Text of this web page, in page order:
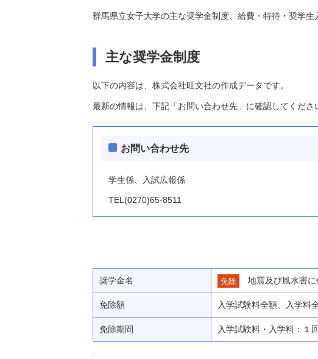
群馬県立女子大学の主な奨学金制度、給費・特待・奨学生
主な奨学金制度
以下の内容は、株式会社旺文社の作成データです。
最新の情報は、下記「お問い合わせ先」に確認してくださ
お問い合わせ先
学生係、入試広報係
TEL(0270)65-8511
奨学金名 免除 地震及び風水害
免除額 入学試験料全額、入学料
免除期間 入学試験料・入学料：１